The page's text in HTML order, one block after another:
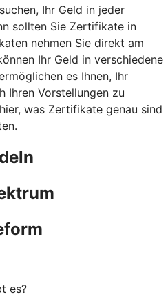
Ihr Geld in jeder
sollten Sie Zertifikate in
nehmen Sie direkt am
Ihr Geld in verschiedene
es Ihnen, Ihr
Ihren Vorstellungen zu
was Zertifikate genau sind
es?